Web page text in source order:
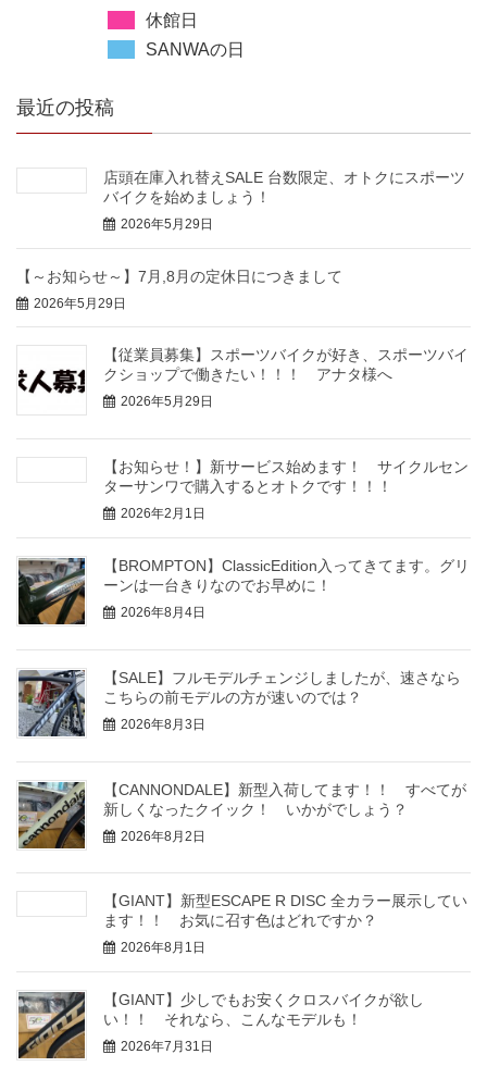
休館日
SANWAの日
最近の投稿
店頭在庫入れ替えSALE 台数限定、オトクにスポーツ
バイクを始めましょう！
2026年5月29日
【～お知らせ～】7月,8月の定休日につきまして
2026年5月29日
【従業員募集】スポーツバイクが好き、スポーツバイ
クショップで働きたい！！！ アナタ様へ
2026年5月29日
【お知らせ！】新サービス始めます！ サイクルセン
ターサンワで購入するとオトクです！！！
2026年2月1日
【BROMPTON】ClassicEdition入ってきてます。グリ
ーンは一台きりなのでお早めに！
2026年8月4日
【SALE】フルモデルチェンジしましたが、速さなら
こちらの前モデルの方が速いのでは？
2026年8月3日
【CANNONDALE】新型入荷してます！！ すべてが
新しくなったクイック！ いかがでしょう？
2026年8月2日
【GIANT】新型ESCAPE R DISC 全カラー展示してい
ます！！ お気に召す色はどれですか？
2026年8月1日
【GIANT】少しでもお安くクロスバイクが欲し
い！！ それなら、こんなモデルも！
2026年7月31日